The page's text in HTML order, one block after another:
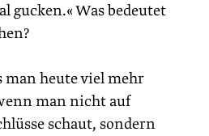
gucken.« Was bedeutet
man heute viel mehr
man nicht auf
schaut, sondern